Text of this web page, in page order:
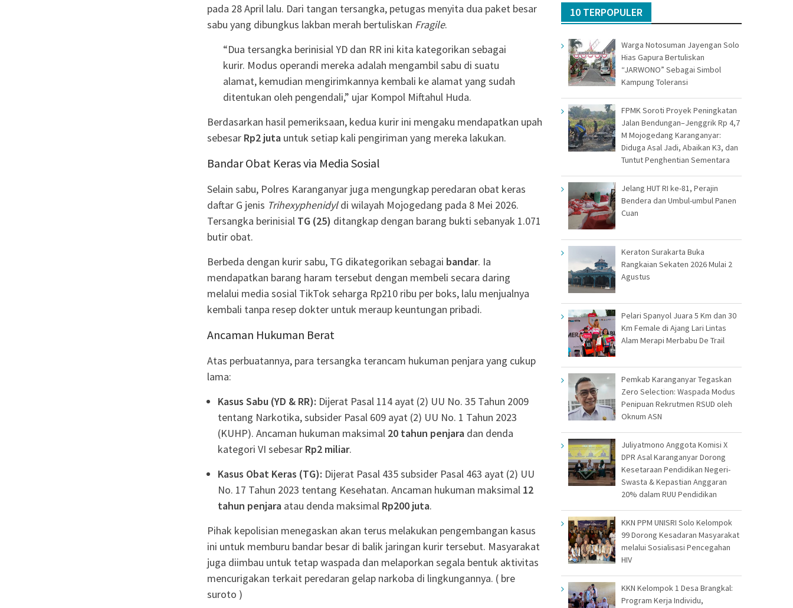
pada 28 April lalu. Dari tangan tersangka, petugas menyita dua paket besar
sabu yang dibungkus lakban merah bertuliskan Fragile.
“Dua tersangka berinisial YD dan RR ini kita kategorikan sebagai
kurir. Modus operandi mereka adalah mengambil sabu di suatu
alamat, kemudian mengirimkannya kembali ke alamat yang sudah
ditentukan oleh pengendali,” ujar Kompol Miftahul Huda.
Berdasarkan hasil pemeriksaan, kedua kurir ini mengaku mendapatkan upah
sebesar Rp2 juta untuk setiap kali pengiriman yang mereka lakukan.
Bandar Obat Keras via Media Sosial
Selain sabu, Polres Karanganyar juga mengungkap peredaran obat keras
daftar G jenis Trihexyphenidyldi wilayah Mojogedang pada 8 Mei 2026.
Tersangka berinisial TG (25) ditangkap dengan barang bukti sebanyak 1.071
butir obat.
Berbeda dengan kurir sabu, TG dikategorikan sebagai bandar. Ia
mendapatkan barang haram tersebut dengan membeli secara daring
melalui media sosial TikTok seharga Rp210 ribu per boks, lalu menjualnya
kembali tanpa resep dokter untuk meraup keuntungan pribadi.
Ancaman Hukuman Berat
Atas perbuatannya, para tersangka terancam hukuman penjara yang cukup
lama:
Kasus Sabu (YD & RR): Dijerat Pasal 114 ayat (2) UU No. 35 Tahun 2009
tentang Narkotika, subsider Pasal 609 ayat (2) UU No. 1 Tahun 2023
(KUHP). Ancaman hukuman maksimal 20 tahun penjara dan denda
kategori VI sebesar Rp2 miliar.
Kasus Obat Keras (TG): Dijerat Pasal 435 subsider Pasal 463 ayat (2) UU
No. 17 Tahun 2023 tentang Kesehatan. Ancaman hukuman maksimal 12
tahun penjara atau denda maksimal Rp200 juta.
Pihak kepolisian menegaskan akan terus melakukan pengembangan kasus
ini untuk memburu bandar besar di balik jaringan kurir tersebut. Masyarakat
juga diimbau untuk tetap waspada dan melaporkan segala bentuk aktivitas
mencurigakan terkait peredaran gelap narkoba di lingkungannya. ( bre
suroto )
10 TERPOPULER
Warga Notosuman Jayengan Solo
Hias Gapura Bertuliskan
“JARWONO” Sebagai Simbol
Kampung Toleransi
FPMK Soroti Proyek Peningkatan
Jalan Bendungan–Jenggrik Rp 4,7
M Mojogedang Karanganyar:
Diduga Asal Jadi, Abaikan K3, dan
Tuntut Penghentian Sementara
Jelang HUT RI ke-81, Perajin
Bendera dan Umbul-umbul Panen
Cuan
Keraton Surakarta Buka
Rangkaian Sekaten 2026 Mulai 2
Agustus
Pelari Spanyol Juara 5 Km dan 30
Km Female di Ajang Lari Lintas
Alam Merapi Merbabu De Trail
Pemkab Karanganyar Tegaskan
Zero Selection: Waspada Modus
Penipuan Rekrutmen RSUD oleh
Oknum ASN
Juliyatmono Anggota Komisi X
DPR Asal Karanganyar Dorong
Kesetaraan Pendidikan Negeri-
Swasta & Kepastian Anggaran
20% dalam RUU Pendidikan
KKN PPM UNISRI Solo Kelompok
99 Dorong Kesadaran Masyarakat
melalui Sosialisasi Pencegahan
HIV
KKN Kelompok 1 Desa Brangkal:
Program Kerja Individu,